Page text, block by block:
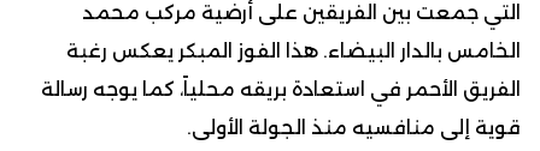
التي جمعت بين الفريقين على أرضية مركب محمد
الخامس بالدار البيضاء. هذا الفوز المبكر يعكس رغبة
الفريق الأحمر في استعادة بريقه محلياً، كما يوجه رسالة
قوية إلى منافسيه منذ الجولة الأولى.